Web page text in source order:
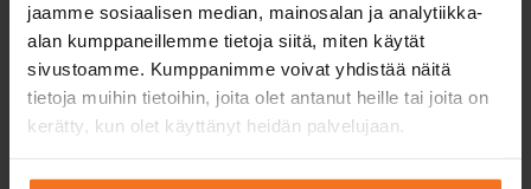
jaamme sosiaalisen median, mainosalan ja analytiikka-
alan kumppaneillemme tietoja siitä, miten käytät
sivustoamme. Kumppanimme voivat yhdistää näitä
tietoja muihin tietoihin, joita olet antanut heille tai joita on
kerätty, kun olet käyttänyt heidän palvelujaan.
Bedömning av hjälpreglage